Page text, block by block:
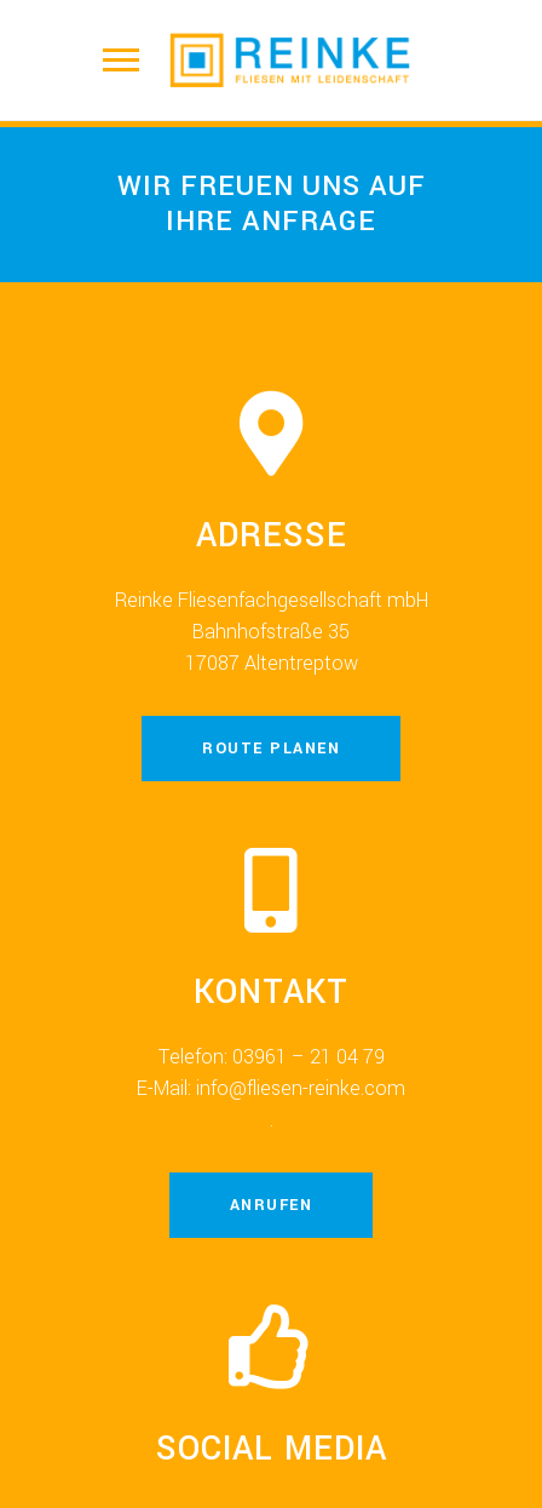
WIR FREUEN UNS AUF
IHRE ANFRAGE
ADRESSE
Reinke Fliesenfachgesellschaft mbH
Bahnhofstraße 35
17087 Altentreptow
ROUTE PLANEN
KONTAKT
Telefon: 03961 – 21 04 79
E-Mail: info@fliesen-reinke.com
.
ANRUFEN
SOCIAL MEDIA